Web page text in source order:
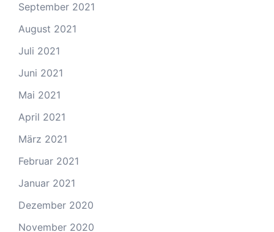
September 2021
August 2021
Juli 2021
Juni 2021
Mai 2021
April 2021
März 2021
Februar 2021
Januar 2021
Dezember 2020
November 2020